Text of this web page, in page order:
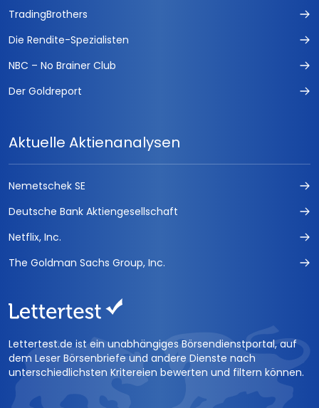
TradingBrothers
Die Rendite-Spezialisten
NBC – No Brainer Club
Der Goldreport
Aktuelle Aktienanalysen
Nemetschek SE
Deutsche Bank Aktiengesellschaft
Netflix, Inc.
The Goldman Sachs Group, Inc.
Lettertest.de ist ein unabhängiges Börsendienstportal, auf
dem Leser Börsenbriefe und andere Dienste nach
unterschiedlichsten Kritereien bewerten und filtern können.